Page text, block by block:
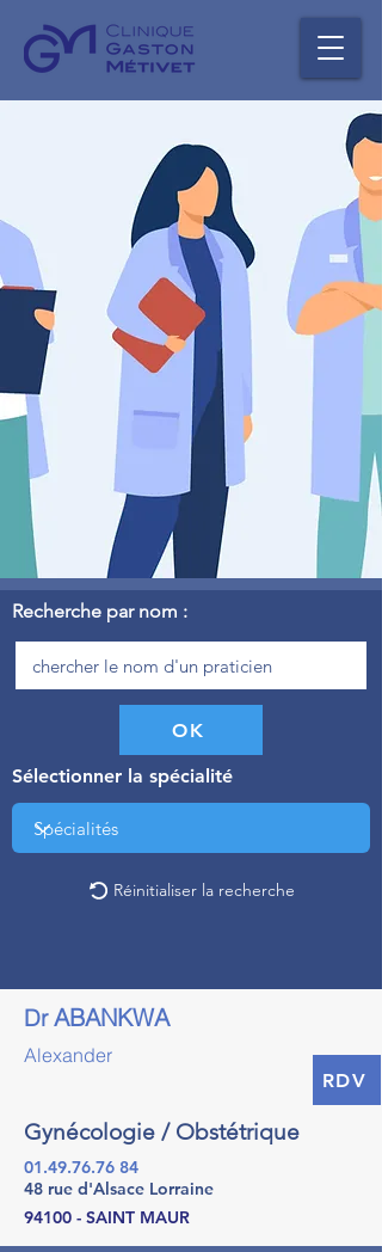
Recherche par nom :
OK
Sélectionner la spécialité
Réinitialiser la recherche
ABANKWA
Dr
Alexander
RDV
Gynécologie / Obstétrique
01.49.76.76 84
48 rue d'Alsace Lorraine
94100 - SAINT MAUR